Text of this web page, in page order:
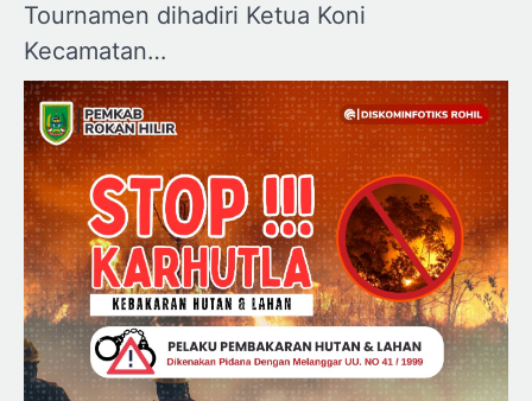
Tournamen dihadiri Ketua Koni
Kecamatan…